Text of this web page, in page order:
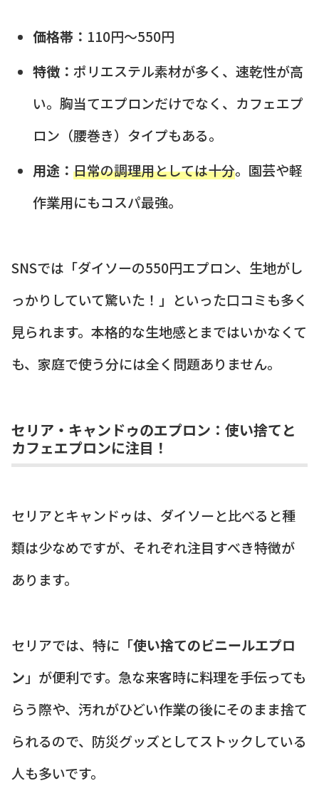
価格帯： 110円～550円
特徴： ポリエステル素材が多く、速乾性が高
い。胸当てエプロンだけでなく、カフェエプ
ロン（腰巻き）タイプもある。
用途： 日常の調理用としては十分。園芸や軽
作業用にもコスパ最強。
SNSでは「ダイソーの550円エプロン、生地がし
っかりしていて驚いた！」といった口コミも多く
見られます。本格的な生地感とまではいかなくて
も、家庭で使う分には全く問題ありません。
セリア・キャンドゥのエプロン：使い捨てと
カフェエプロンに注目！
セリアとキャンドゥは、ダイソーと比べると種
類は少なめですが、それぞれ注目すべき特徴が
あります。
セリアでは、特に「使い捨てのビニールエプロ
ン 」が便利です。急な来客時に料理を手伝っても
らう際や、汚れがひどい作業の後にそのまま捨て
られるので、防災グッズとしてストックしている
人も多いです。